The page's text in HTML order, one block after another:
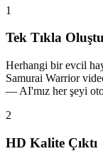
1
Tek Tıkla
Herhangi bir evcil
Samurai Warrior
— AI'mız her şeyi
2
HD Kalite Çıktı